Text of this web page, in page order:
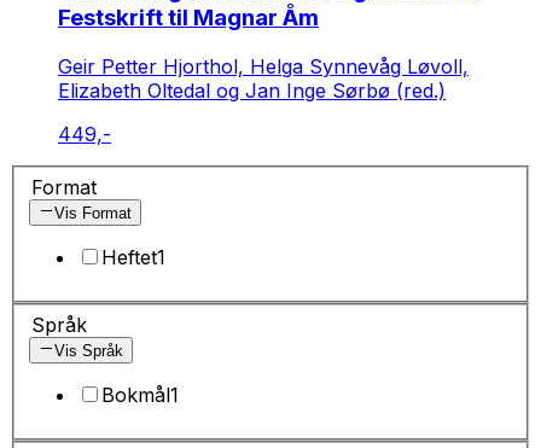
Festskrift til Magnar Åm
Geir Petter Hjorthol, Helga Synnevåg Løvoll,
Elizabeth Oltedal og Jan Inge Sørbø (red.)
449,-
Format
Vis Format
Heftet1
Språk
Vis Språk
Bokmål1